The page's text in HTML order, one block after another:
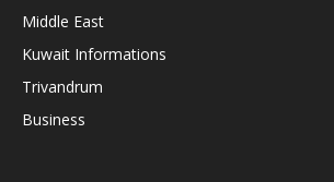
Middle East
Kuwait Informations
Trivandrum
Business